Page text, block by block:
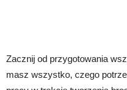
Zacznij od przygotowania
masz wszystko, czego